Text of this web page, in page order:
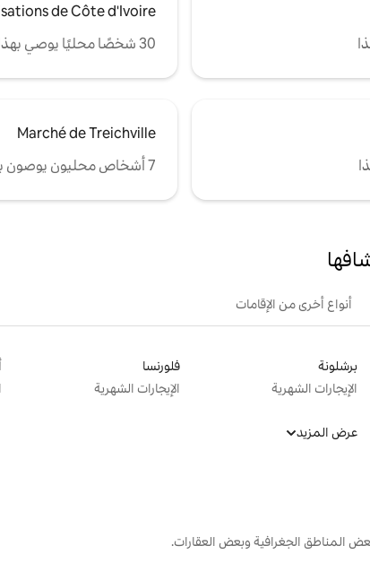
de Côte d'Ivoire
30 شخصًا محليًا يوصي بهذا
Marché de Treichville
7 أشخاص محليون يوصون بهذا
أنواع أخرى من الإقامات
برشلونة
الإيجارات الشهرية
فلورنسا
الإيجارات الشهرية
عرض المزيد
المناطق الجغرافية وبعض العقارات.